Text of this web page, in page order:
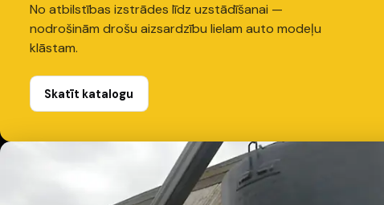
No atbilstības izstrādes līdz uzstādīšanai —
nodrošinām drošu aizsardzību lielam auto modeļu
klāstam.
Skatīt katalogu